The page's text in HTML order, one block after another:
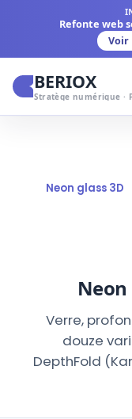
Refonte web
Voir
BERIOX
Stratège numérique ·
Neon glass 3D
Neon
Verre,
douze
DepthFold